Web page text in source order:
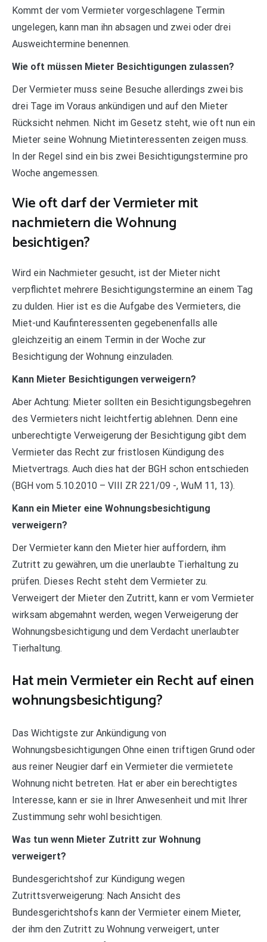
Kommt der vom Vermieter vorgeschlagene Termin
ungelegen, kann man ihn absagen und zwei oder drei
Ausweichtermine benennen.
Wie oft müssen Mieter Besichtigungen zulassen?
Der Vermieter muss seine Besuche allerdings zwei bis
drei Tage im Voraus ankündigen und auf den Mieter
Rücksicht nehmen. Nicht im Gesetz steht, wie oft nun ein
Mieter seine Wohnung Mietinteressenten zeigen muss.
In der Regel sind ein bis zwei Besichtigungstermine pro
Woche angemessen.
Wie oft darf der Vermieter mit
nachmietern die Wohnung
besichtigen?
Wird ein Nachmieter gesucht, ist der Mieter nicht
verpflichtet mehrere Besichtigungstermine an einem Tag
zu dulden. Hier ist es die Aufgabe des Vermieters, die
Miet-und Kaufinteressenten gegebenenfalls alle
gleichzeitig an einem Termin in der Woche zur
Besichtigung der Wohnung einzuladen.
Kann Mieter Besichtigungen verweigern?
Aber Achtung: Mieter sollten ein Besichtigungsbegehren
des Vermieters nicht leichtfertig ablehnen. Denn eine
unberechtigte Verweigerung der Besichtigung gibt dem
Vermieter das Recht zur fristlosen Kündigung des
Mietvertrags. Auch dies hat der BGH schon entschieden
(BGH vom 5.10.2010 – VIII ZR 221/09 -, WuM 11, 13).
Kann ein Mieter eine Wohnungsbesichtigung
verweigern?
Der Vermieter kann den Mieter hier auffordern, ihm
Zutritt zu gewähren, um die unerlaubte Tierhaltung zu
prüfen. Dieses Recht steht dem Vermieter zu.
Verweigert der Mieter den Zutritt, kann er vom Vermieter
wirksam abgemahnt werden, wegen Verweigerung der
Wohnungsbesichtigung und dem Verdacht unerlaubter
Tierhaltung.
Hat mein Vermieter ein Recht auf einen
wohnungsbesichtigung?
Das Wichtigste zur Ankündigung von
Wohnungsbesichtigungen Ohne einen triftigen Grund oder
aus reiner Neugier darf ein Vermieter die vermietete
Wohnung nicht betreten. Hat er aber ein berechtigtes
Interesse, kann er sie in Ihrer Anwesenheit und mit Ihrer
Zustimmung sehr wohl besichtigen.
Was tun wenn Mieter Zutritt zur Wohnung
verweigert?
Bundesgerichtshof zur Kündigung wegen
Zutrittsverweigerung: Nach Ansicht des
Bundesgerichtshofs kann der Vermieter einem Mieter,
der ihm den Zutritt zu Wohnung verweigert, unter